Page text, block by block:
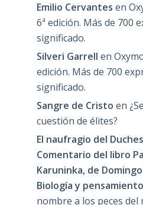
Emilio Cervantes en
6ª edición. Más de 700
significado.
Silveri Garrell en
edición. Más de 700
significado.
Sangre de Cristo en
cuestión de élites?
El naufragio del
Comentario del libro
Karuninka, de
Biología y pensamiento
nombre a los peces del